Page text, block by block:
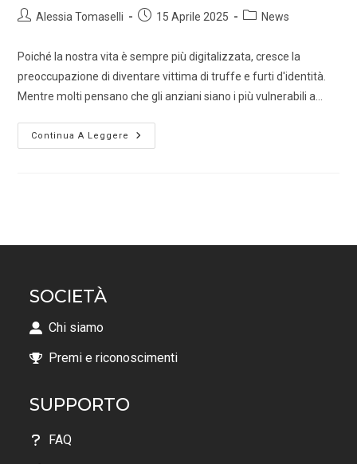
Alessia Tomaselli 15 Aprile 2025 News
Poiché la nostra vita è sempre più digitalizzata, cresce la
preoccupazione di diventare vittima di truffe e furti d'identità.
Mentre molti pensano che gli anziani siano i più vulnerabili a…
Continua A Leggere
SOCIETÀ
Chi siamo
Premi e riconoscimenti
SUPPORTO
FAQ